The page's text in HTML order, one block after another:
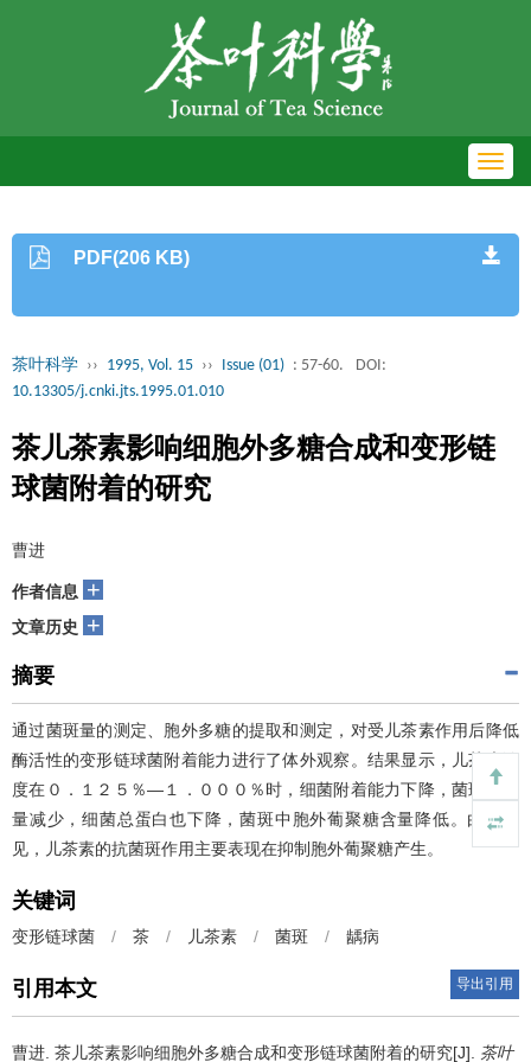
PDF(206 KB)
茶叶科学 ›› 1995, Vol. 15 ›› Issue (01) : 57-60.
DOI:
10.13305/j.cnki.jts.1995.01.010
茶儿茶素影响细胞外多糖合成和变形链
球菌附着的研究
曹进
作者信息 +
文章历史 +
摘要
通过菌斑量的测定、胞外多糖的提取和测定，对受儿茶素作用后降低
酶活性的变形链球菌附着能力进行了体外观察。结果显示，儿茶素浓
度在０．１２５％—１．０００％时，细菌附着能力下降，菌斑形成
量减少，细菌总蛋白也下降，菌斑中胞外葡聚糖含量降低。由此可
见，儿茶素的抗菌斑作用主要表现在抑制胞外葡聚糖产生。
关键词
变形链球菌 / 茶 / 儿茶素 / 菌斑 / 龋病
引用本文 导出引用
曹进. 茶儿茶素影响细胞外多糖合成和变形链球菌附着的研究[J]. 茶叶